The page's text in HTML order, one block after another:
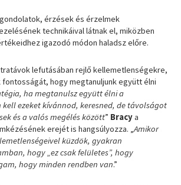
érzések és érzelmek
technikáival látnak el, miközben
igazodó módon haladsz előre.
lefutásában rejlő kellemetlenségekre,
fontosságát, hogy megtanuljunk együtt élni
ha megtanulsz együtt élni a
ezeket kívánnod, keresned, de távolságot
és a valós megélés között” Bracya
erejét is hangsúlyozza. „Amikor
küzdök, gyakran
hogy „ez csak felületes”, hogy
hogy minden rendben van.”